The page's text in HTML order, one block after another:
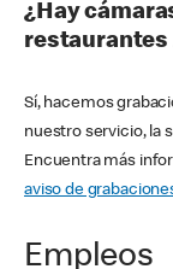
¿Hay
restaurantes
Sí, hacemos
nuestro servicio, la
Encuentra más
aviso de
Empleos